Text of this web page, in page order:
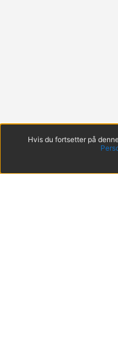
Hvis du fortsetter på